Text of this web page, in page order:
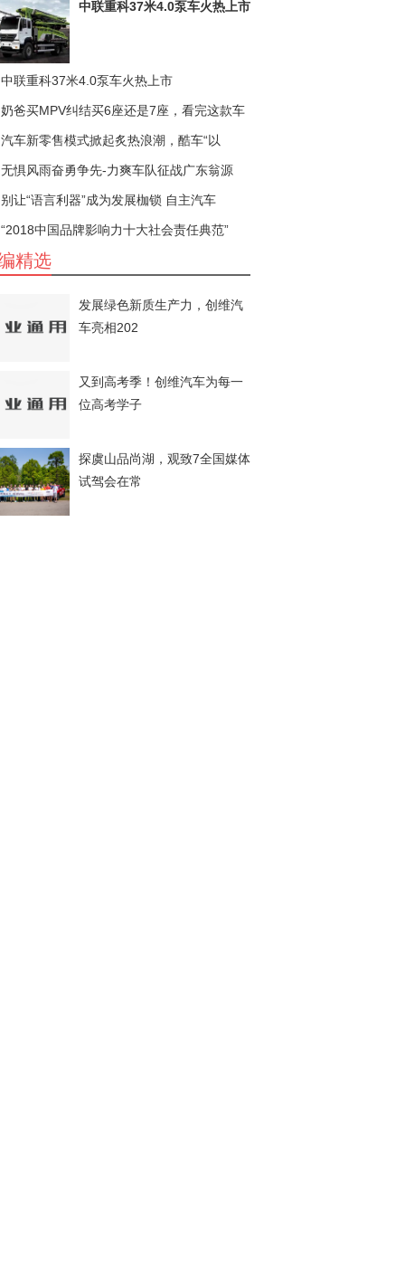
中联重科37米4.0泵车火热上市
中联重科37米4.0泵车火热上市
奶爸买MPV纠结买6座还是7座，看完这款车
汽车新零售模式掀起炙热浪潮，酷车“以
无惧风雨奋勇争先-力爽车队征战广东翁源
别让“语言利器”成为发展枷锁 自主汽车
“2018中国品牌影响力十大社会责任典范”
精选
发展绿色新质生产力，创维汽
车亮相202
又到高考季！创维汽车为每一
位高考学子
探虞山品尚湖，观致7全国媒体
试驾会在常